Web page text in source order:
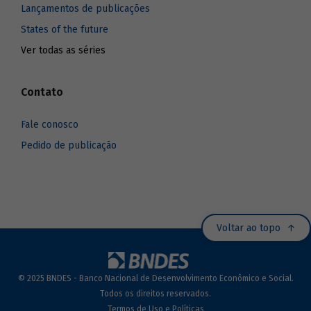
Lançamentos de publicações
States of the future
Ver todas as séries
Contato
Fale conosco
Pedido de publicação
Voltar ao topo
© 2025 BNDES - Banco Nacional de Desenvolvimento Econômico e Social.
Todos os direitos reservados.
Termos de Uso e Políticas